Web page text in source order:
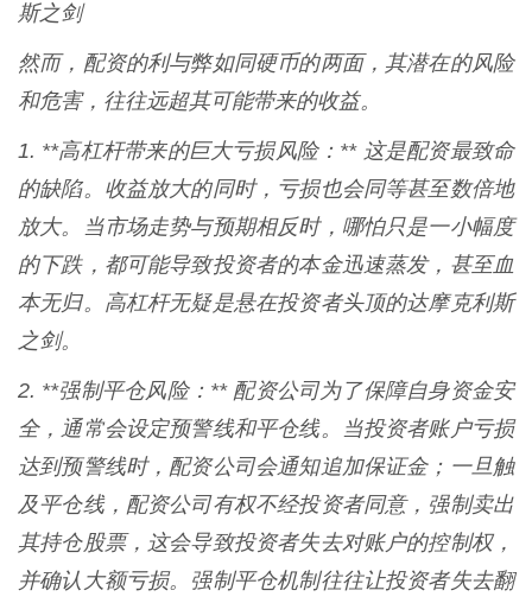
斯之剑
然而，配资的利与弊如同硬币的两面，其潜在的风险
和危害，往往远超其可能带来的收益。
1. **高杠杆带来的巨大亏损风险：** 这是配资最致命
的缺陷。收益放大的同时，亏损也会同等甚至数倍地
放大。当市场走势与预期相反时，哪怕只是一小幅度
的下跌，都可能导致投资者的本金迅速蒸发，甚至血
本无归。高杠杆无疑是悬在投资者头顶的达摩克利斯
之剑。
2. **强制平仓风险：** 配资公司为了保障自身资金安
全，通常会设定预警线和平仓线。当投资者账户亏损
达到预警线时，配资公司会通知追加保证金；一旦触
及平仓线，配资公司有权不经投资者同意，强制卖出
其持仓股票，这会导致投资者失去对账户的控制权，
并确认大额亏损。强制平仓机制往往让投资者失去翻